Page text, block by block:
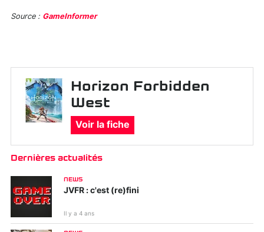
Source : GameInformer
Horizon Forbidden
West
Voir la fiche
Dernières actualités
NEWS
JVFR : c'est (re)fini
Il y a 4 ans